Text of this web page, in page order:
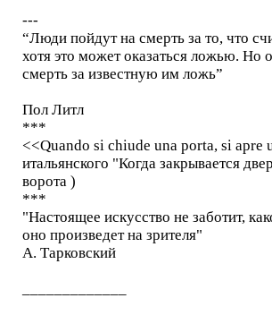
---
“Люди пойдут на смерть за то, что
хотя это может оказаться ложью. Но
смерть за известную им ложь”
Пол Литл
***
<<Quando si chiude una porta, si apre
итальянского "Когда закрывается
ворота )
***
"Настоящее искусство не заботит,
оно произведет на зрителя"
А. Тарковский